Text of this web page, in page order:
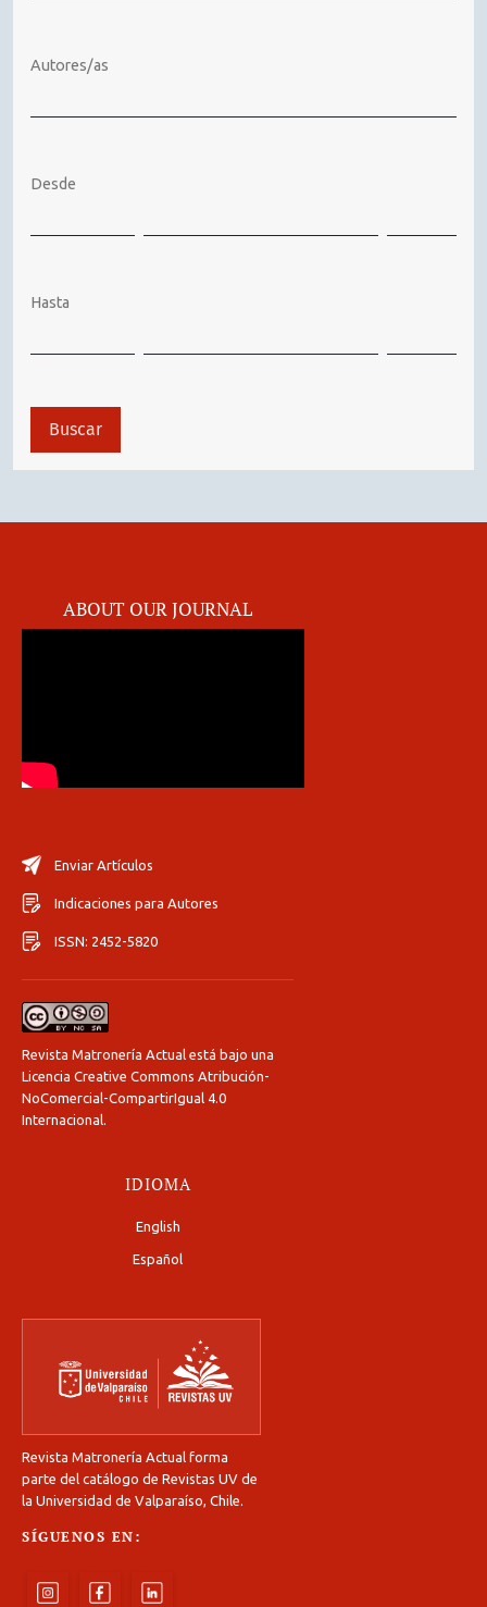
Autores/as
Desde
Hasta
Buscar
ABOUT OUR JOURNAL
Enviar Artículos
Indicaciones para Autores
ISSN: 2452-5820
Revista Matronería Actual está bajo una
Licencia Creative Commons Atribución-
NoComercial-CompartirIgual 4.0
Internacional
IDIOMA
English
Español
Revista Matronería Actual forma
parte del catálogo de Revistas UV de
la Universidad de Valparaíso, Chile.
SÍGUENOS EN: